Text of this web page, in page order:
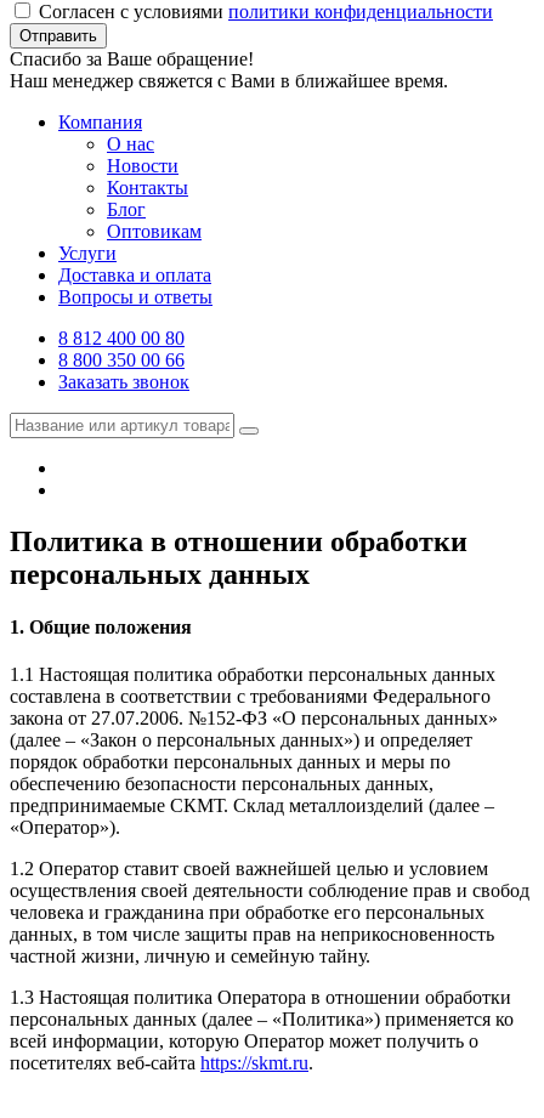
Согласен с условиями политики конфиденциальности
Отправить
Спасибо за Ваше обращение!
Наш менеджер свяжется с Вами в ближайшее время.
Компания
О нас
Новости
Контакты
Блог
Оптовикам
Услуги
Доставка и оплата
Вопросы и ответы
8 812 400 00 80
8 800 350 00 66
Заказать звонок
Политика в отношении обработки
персональных данных
1. Общие положения
1.1 Настоящая политика обработки персональных данных
составлена в соответствии с требованиями Федерального
закона от 27.07.2006. №152-ФЗ «О персональных данных»
(далее – «Закон о персональных данных») и определяет
порядок обработки персональных данных и меры по
обеспечению безопасности персональных данных,
предпринимаемые СКМТ. Склад металлоизделий (далее –
«Оператор»).
1.2 Оператор ставит своей важнейшей целью и условием
осуществления своей деятельности соблюдение прав и свобод
человека и гражданина при обработке его персональных
данных, в том числе защиты прав на неприкосновенность
частной жизни, личную и семейную тайну.
1.3 Настоящая политика Оператора в отношении обработки
персональных данных (далее – «Политика») применяется ко
всей информации, которую Оператор может получить о
посетителях веб-сайта https://skmt.ru.